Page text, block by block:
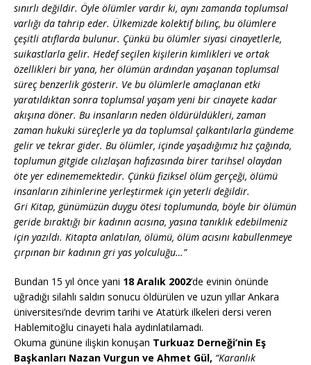
sınırlı değildir. Öyle ölümler vardır ki, aynı zamanda toplumsal
varlığı da tahrip eder. Ülkemizde kolektif bilinç, bu ölümlere
çeşitli atıflarda bulunur. Çünkü bu ölümler siyasi cinayetlerle,
suikastlarla gelir. Hedef seçilen kişilerin kimlikleri ve ortak
özellikleri bir yana, her ölümün ardından yaşanan toplumsal
süreç benzerlik gösterir. Ve bu ölümlerle amaçlanan etki
yaratıldıktan sonra toplumsal yaşam yeni bir cinayete kadar
akışına döner. Bu insanların neden öldürüldükleri, zaman
zaman hukuki süreçlerle ya da toplumsal çalkantılarla gündeme
gelir ve tekrar gider. Bu ölümler, içinde yaşadığımız hız çağında,
toplumun gitgide cılızlaşan hafızasında birer tarihsel olaydan
öte yer edinememektedir. Çünkü fiziksel ölüm gerçeği, ölümü
insanların zihinlerine yerleştirmek için yeterli değildir.
Gri Kitap, günümüzün duygu ötesi toplumunda, böyle bir ölümün
geride bıraktığı bir kadının acısına, yasına tanıklık edebilmeniz
için yazıldı. Kitapta anlatılan, ölümü, ölüm acısını kabullenmeye
çırpınan bir kadının gri yas yolculuğu…”
Bundan 15 yıl önce yani 18 Aralık 2002’de evinin önünde
uğradığı silahlı saldırı sonucu öldürülen ve uzun yıllar Ankara
üniversitesi’nde devrim tarihi ve Atatürk ilkeleri dersi veren
Hablemitoğlu cinayeti hala aydınlatılamadı.
Okuma gününe ilişkin konuşan Turkuaz Derneği’nin Eş
Başkanları Nazan Vurgun ve Ahmet Gül, “Karanlık